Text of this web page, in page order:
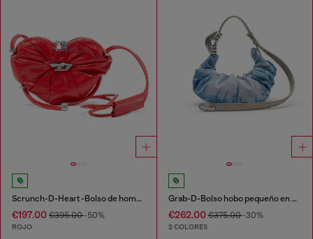
Scrunch-D-Heart -Bolso de hombro en cuero arrugado
€197.00 €395.00-50%
ROJO
Grab-D-Bolso hobo pequeño en denim satinado arrugado
€262.00€375.00-30%
2 COLORES